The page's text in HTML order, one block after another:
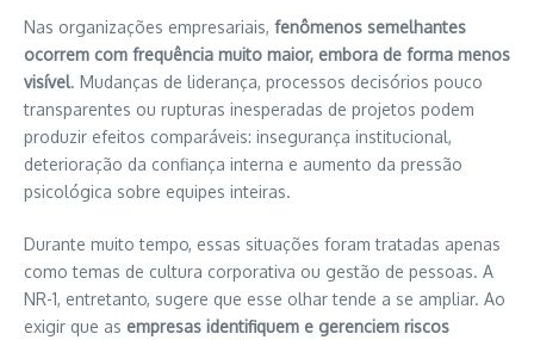
Nas organizações empresariais, fenômenos semelhantes
ocorrem com frequência muito maior, embora de forma menos
visível. Mudanças de liderança, processos decisórios pouco
transparentes ou rupturas inesperadas de projetos podem
produzir efeitos comparáveis: insegurança institucional,
deterioração da confiança interna e aumento da pressão
psicológica sobre equipes inteiras.
Durante muito tempo, essas situações foram tratadas apenas
como temas de cultura corporativa ou gestão de pessoas. A
NR-1, entretanto, sugere que esse olhar tende a se ampliar. Ao
exigir que as empresas identifiquem e gerenciem riscos